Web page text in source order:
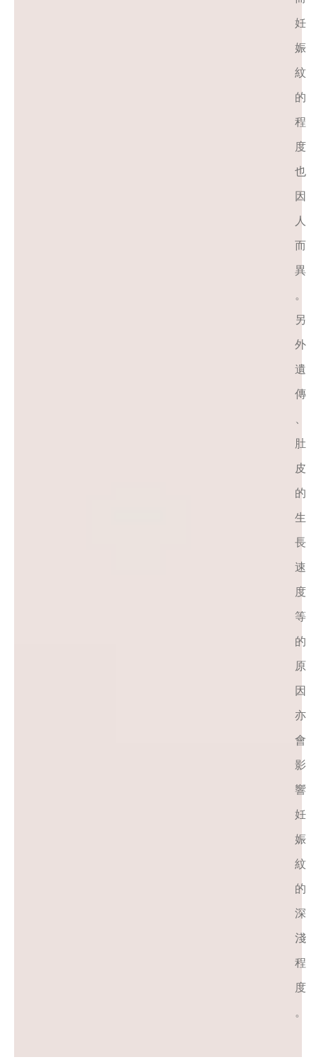
妊
娠
紋
的
程
度
也
因
人
而
異
。
另
外
遺
傳
、
肚
皮
的
生
長
速
度
等
的
原
因
亦
會
影
響
妊
娠
紋
的
深
淺
程
度
。